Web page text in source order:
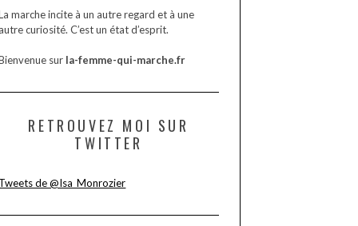
marche incite à un autre regard et à une
autre curiosité. C’est un état d’esprit.
sur la-femme-qui-marche.fr
RETROUVEZ MOI SUR
TWITTER
Tweets de @Isa_Monrozier